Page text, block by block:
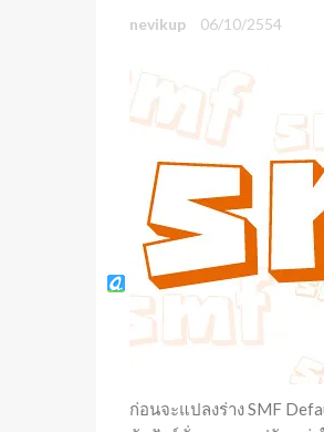
nevikup 06/10/2554
ก่อนจะแปลงร่าง SMF